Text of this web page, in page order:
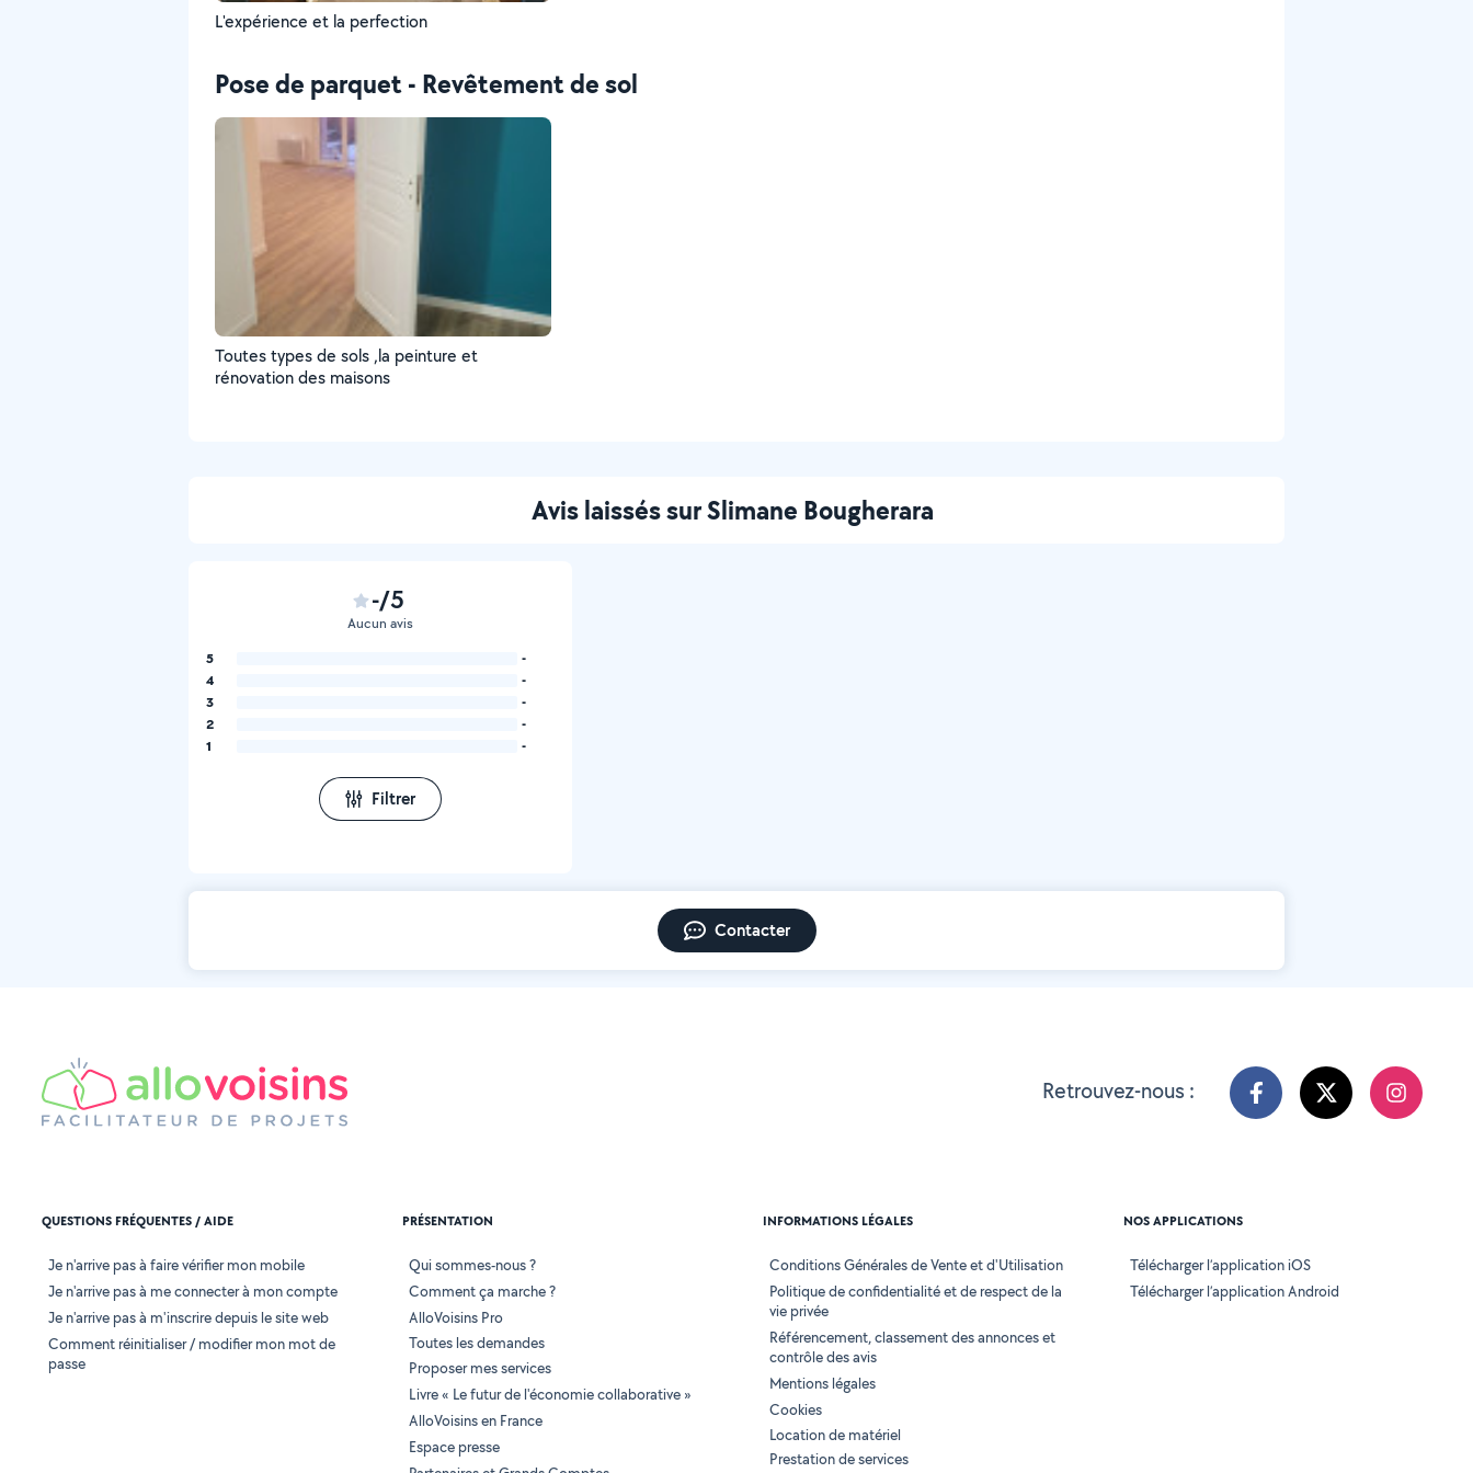
L'expérience et la perfection
Pose de parquet - Revêtement de sol
Toutes types de sols ,la peinture et
rénovation des maisons
Avis laissés sur Slimane Bougherara
-/5
Aucun avis
5
-
4
-
3
-
2
-
1
-
Filtrer
Contacter
Retrouvez-nous :
QUESTIONS FRÉQUENTES / AIDE
Je n'arrive pas à faire vérifier mon mobile
Je n'arrive pas à me connecter à mon compte
Je n'arrive pas à m'inscrire depuis le site web
Comment réinitialiser / modifier mon mot de
passe
PRÉSENTATION
Qui sommes-nous ?
Comment ça marche ?
AlloVoisins Pro
Toutes les demandes
Proposer mes services
Livre « Le futur de l'économie collaborative »
AlloVoisins en France
Espace presse
INFORMATIONS LÉGALES
Conditions Générales de Vente et d'Utilisation
Politique de confidentialité et de respect de la
vie privée
Référencement, classement des annonces et
contrôle des avis
Mentions légales
Cookies
Location de matériel
Prestation de services
NOS APPLICATIONS
Télécharger l’application iOS
Télécharger l’application Android